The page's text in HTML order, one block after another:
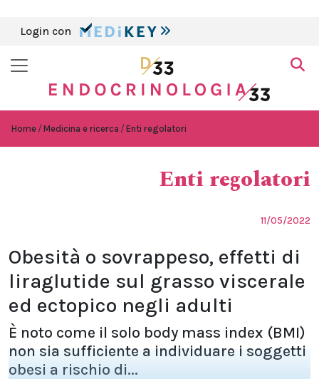
Login con
Home Medicina e ricerca Enti regolatori
Enti regolatori
11/05/2022
Obesità o sovrappeso, effetti di
liraglutide sul grasso viscerale
ed ectopico negli adulti
È noto come il solo body mass index (BMI)
non sia sufficiente a individuare i soggetti
obesi a rischio di...